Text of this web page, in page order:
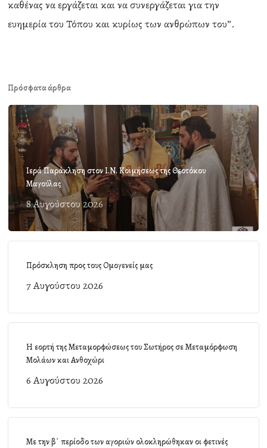
καθένας να εργάζεται και να συνεργάζεται για την
ευημερία του Τόπου και κυρίως των ανθρώπων του”.
Πρόσφατα άρθρα
Ιερά Παράκληση στον Ι.Ν. Κοιμήσεως της Θεοτόκου
Μαγούλας
8 Αυγούστου 2026
Πρόσκληση προς τους Ομογενείς μας
7 Αυγούστου 2026
Η εορτή της Μεταμορφώσεως του Σωτήρος σε Μεταμόρφωση
Μολάων και Ανθοχώρι
6 Αυγούστου 2026
Με την β΄ περίοδο των αγοριών ολοκληρώθηκαν οι φετινές